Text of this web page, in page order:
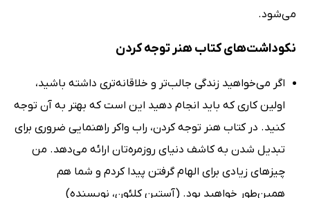
می‌شود.
نکوداشت‌های کتاب هنر توجه کردن
اگر می‌خواهید زندگی جالب‌تر و خلاقانه‌تری داشته باشید،
اولین کاری که باید انجام دهید این است که بهتر به آن توجه
کنید. در کتاب هنر توجه کردن، راب واکر راهنمایی ضروری برای
تبدیل شدن به کاشف دنیای روزمره‌تان ارائه می‌دهد. من
چیزهای زیادی برای الهام گرفتن پیدا کردم و شما هم
همین‌طور خواهید بود. (آستین کلئون، نویسنده)